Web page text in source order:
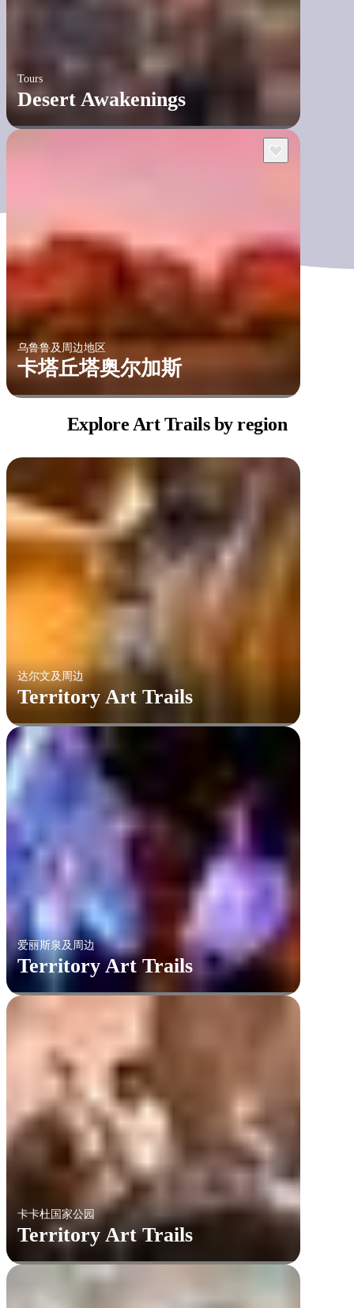
Tours
Desert Awakenings
乌鲁鲁及周边地区
卡塔丘塔奥尔加斯
Explore ArtTrails by region
达尔文及周边
Territory Art Trails
爱丽斯泉及周边
Territory Art Trails
卡卡杜国家公园
Territory Art Trails